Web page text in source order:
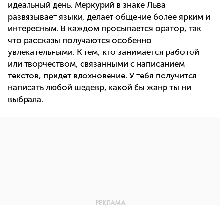
идеальный день. Меркурий в знаке Льва
развязывает языки, делает общение более ярким и
интересным. В каждом просыпается оратор, так
что рассказы получаются особенно
увлекательными. К тем, кто занимается работой
или творчеством, связанными с написанием
текстов, придет вдохновение. У тебя получится
написать любой шедевр, какой бы жанр ты ни
выбрала.